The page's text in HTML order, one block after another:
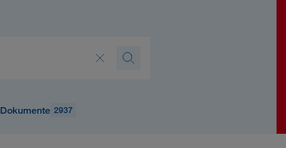
Dokumente 2937